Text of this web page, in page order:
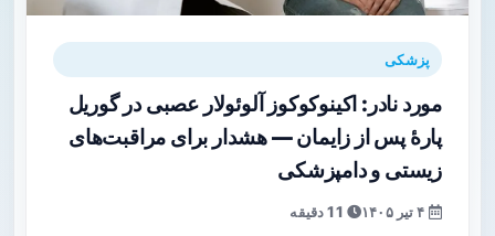
پزشکی
مورد نادر: اکینوکوکوز آلوئولار عصبی در گوریل
پارۀ پس از زایمان — هشدار برای مراقبت‌های
زیستی و دامپزشکی